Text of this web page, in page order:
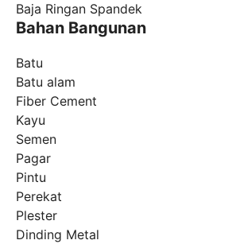
Baja Ringan Spandek
Bahan Bangunan
Batu
Batu alam
Fiber Cement
Kayu
Semen
Pagar
Pintu
Perekat
Plester
Dinding Metal